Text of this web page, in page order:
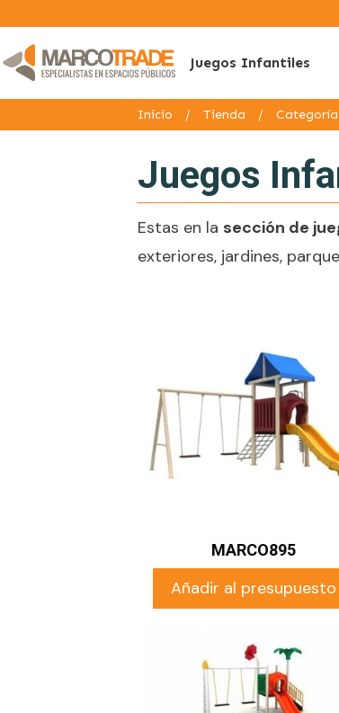
Juegos Infantiles
Inicio / Tienda /
Juegos
Estas en la sección de
exteriores, jardines,
MARCO895
Añadir al presupuesto